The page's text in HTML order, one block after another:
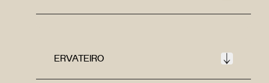
ERVATEIRO